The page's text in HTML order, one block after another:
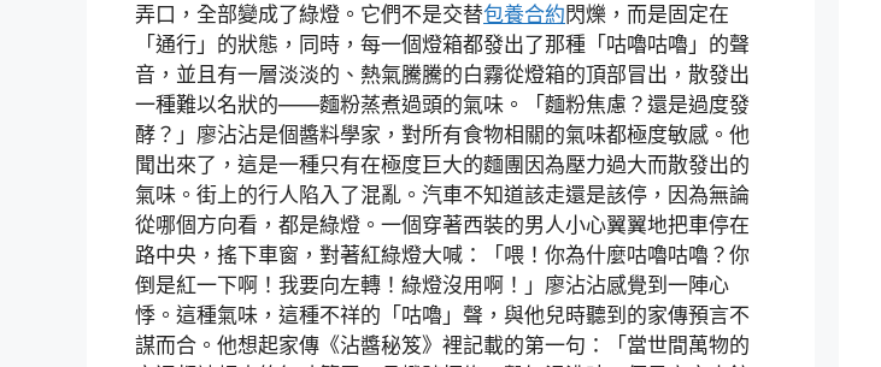
弄口，全部變成了綠燈。它們不是交替包養合約閃爍，而是固定在
「通行」的狀態，同時，每一個燈箱都發出了那種「咕嚕咕嚕」的聲
音，並且有一層淡淡的、熱氣騰騰的白霧從燈箱的頂部冒出，散發出
一種難以名狀的——麵粉蒸煮過頭的氣味。「麵粉焦慮？還是過度發
酵？」廖沾沾是個醬料學家，對所有食物相關的氣味都極度敏感。他
聞出來了，這是一種只有在極度巨大的麵團因為壓力過大而散發出的
氣味。街上的行人陷入了混亂。汽車不知道該走還是該停，因為無論
從哪個方向看，都是綠燈。一個穿著西裝的男人小心翼翼地把車停在
路中央，搖下車窗，對著紅綠燈大喊：「喂！你為什麼咕嚕咕嚕？你
倒是紅一下啊！我要向左轉！綠燈沒用啊！」廖沾沾感覺到一陣心
悸。這種氣味，這種不祥的「咕嚕」聲，與他兒時聽到的家傳預言不
謀而合。他想起家傳《沾醬秘笈》裡記載的第一句：「當世間萬物的